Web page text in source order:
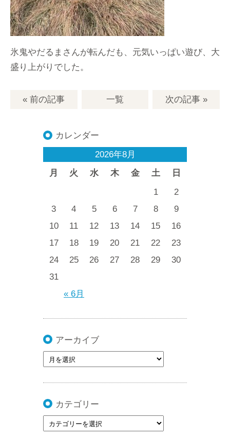
氷鬼やだるまさんが転んだも、元気いっぱい遊び、大
盛り上がりでした。
« 前の記事 一覧 次の記事»
カレンダー
2026年8月
月
火 水 木 金 土 日
« 6月
1
2
3
4 5 6 7 8
9
10
11 12 13 14 15
16
17
18 19 20 21 22
23
24
25 26 27 28 29
30
31
アーカイブ
カテゴリー